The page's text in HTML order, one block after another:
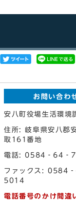
お問い合わ
安八町役場生活環境
住所: 岐阜県安八郡
取161番地
電話:
ファックス:
5014
電話番号のかけ間違